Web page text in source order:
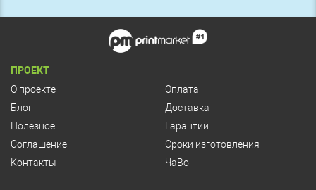
ПРОЕКТ
О проекте
Блог
Полезное
Соглашение
Контакты
Оплата
Доставка
Гарантии
Сроки изготовления
ЧаВо